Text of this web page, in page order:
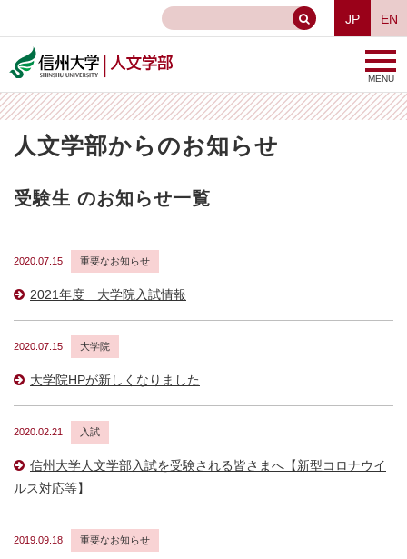
JP EN
MENU
人文学部からのお知らせ
受験生 のお知らせ一覧
2020.07.15 重要なお知らせ
2021年度 大学院入試情報
2020.07.15 大学院
大学院HPが新しくなりました
2020.02.21 入試
信州大学人文学部入試を受験される皆さまへ【新型コロナウイ
ルス対応等】
2019.09.18 重要なお知らせ